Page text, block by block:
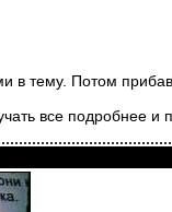
в тему. Потом
все подробнее и